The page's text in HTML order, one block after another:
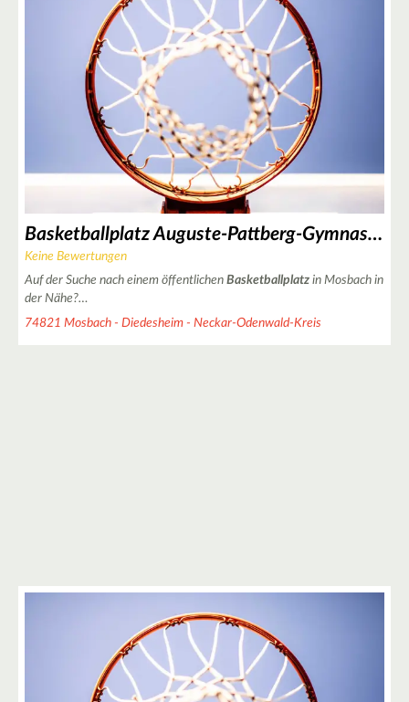
Basketballplatz Auguste-Pattberg-Gymnasium in Mosbach
Keine Bewertungen
Auf der Suche nach einem öffentlichen Basketballplatz in Mosbach in
der Nähe?…
74821 Mosbach - Diedesheim - Neckar-Odenwald-Kreis
4